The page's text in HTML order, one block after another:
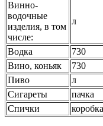
Винно-
водочные
изделия, в том
числе:
л
Водка 730
Вино, коньяк
730
Пиво
л
Сигареты
пачка
Спички
коробка